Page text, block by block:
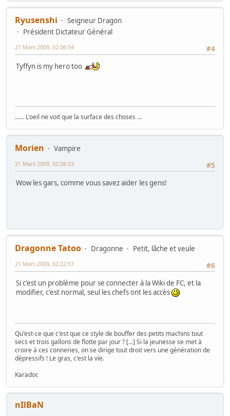
Ryusenshi
Seigneur Dragon
Président Dictateur Général
#4
21 Mars 2009, 02:06:54
Tyffyn is my hero too
...... L'oeil ne voit que la surface des choses ...
Morien
Vampire
#5
21 Mars 2009, 02:08:03
Wow les gars, comme vous savez aider les gens!
Dragonne Tatoo Dragonne
Petit, lâche et veule
#6
21 Mars 2009, 02:22:57
Si c'est un problème pour se connecter à la Wiki de FC, et la
modifier, c'est normal, seul les chefs ont les accès
Qu'est-ce que c'est que ce style de bouffer des petits machins tout
secs et trois gallons de flotte par jour ? [...] Si la jeunesse se met à
croire à ces conneries, on se dirige tout droit vers une génération de
dépressifs ! Le gras, c'est la vie.
Karadoc
nIlBaN